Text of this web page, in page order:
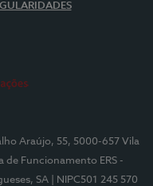
Araújo, 55, 5000-657 Vila
de Funcionamento ERS -
SA | NIPC501 245 570